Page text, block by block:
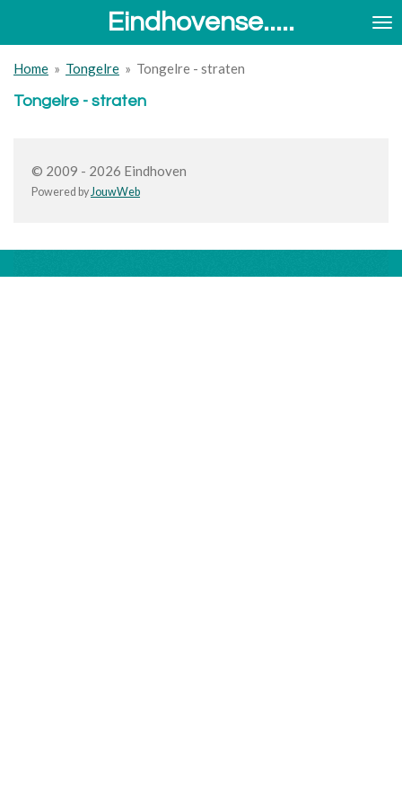
de
hoofdinhoud
Eindhovense.....
Home » Tongelre » Tongelre - straten
Tongelre - straten
© 2009 - 2026 Eindhoven
Powered byJouwWeb